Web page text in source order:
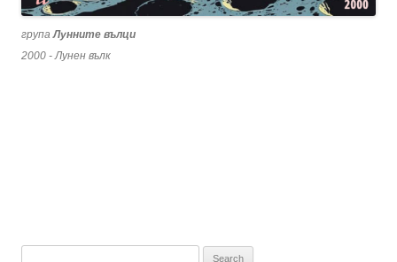
групаЛунните вълци
2000 - Лунен вълк